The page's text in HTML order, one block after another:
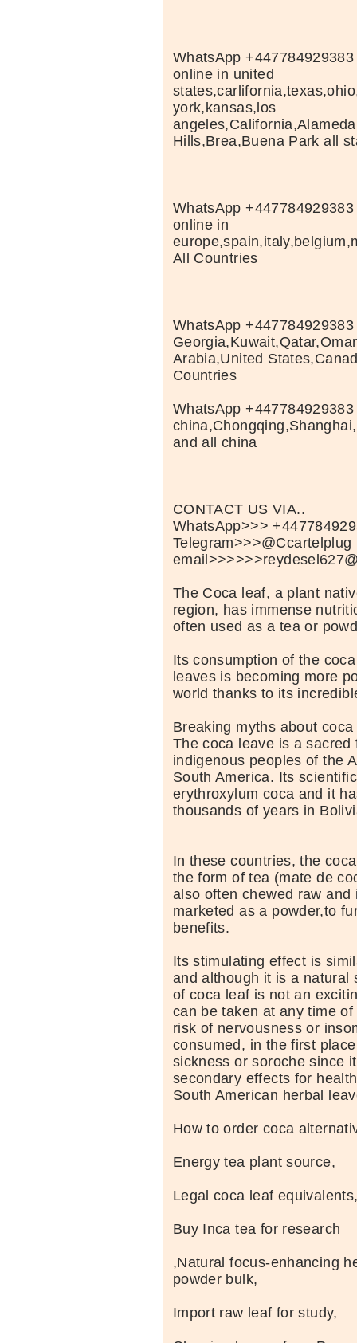
WhatsApp
online in united
york,kansas,los
Hills,Brea,Buena Park all
WhatsApp
online in
All Countries
WhatsApp
Arabia,United
Countries
WhatsApp
and all china
CONTACT US VIA..
WhatsApp>>>
Telegram>>>@Ccartelplug
The Coca leaf, a plant
region, has immense
often used as a tea or
Its consumption of the
leaves is becoming more
world thanks to its
Breaking myths about
The coca leave is a sacred
indigenous peoples of the
South America. Its
erythroxylum coca and it
thousands of years in
In these countries, the
the form of tea (mate de
also often chewed raw and
marketed as a powder,to
benefits.
Its stimulating effect is
and although it is a natural
of coca leaf is not an
can be taken at any time
risk of nervousness or
consumed, in the first
sickness or soroche since
secondary effects for
South American herbal
How to order coca
Energy tea plant source,
Legal coca leaf
Buy Inca tea for research
,Natural focus-enhancing
powder bulk,
Import raw leaf for study,